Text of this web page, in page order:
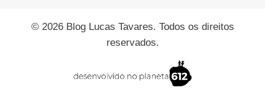
© 2026 Blog Lucas Tavares. Todos os direitos
reservados.